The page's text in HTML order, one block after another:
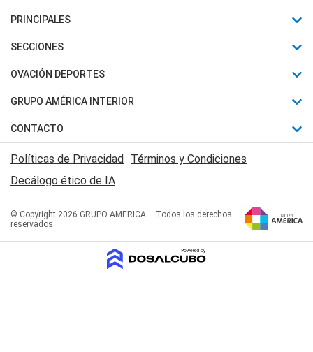
PRINCIPALES
Últimas Noticias
Política
Judiciales
Economia
SECCIONES
Horóscopo
Motores
Trucos caseros
Series y Películas
Edictos y Solicitadas
OVACIÓN DEPORTES
Fútbol
Mundial
Automovilismo
Rugby
Básquet
GRUPO AMÉRICA INTERIOR
Canal 7 en Vivo
San Juan 8
CONTACTO
Acerca de Nosotros
Contactanos
Políticas de Privacidad Términos y Condiciones
Decálogo ético de IA
© Copyright 2026 GRUPO AMERICA – Todos los derechos
reservados